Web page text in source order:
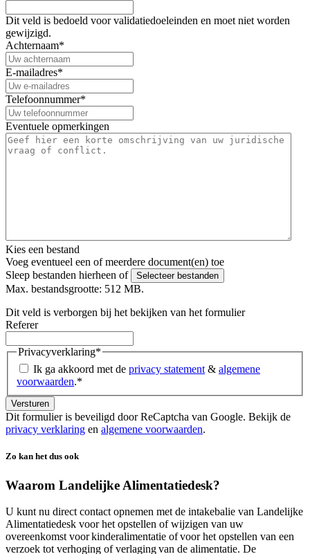
Dit veld is bedoeld voor validatiedoeleinden en moet niet worden
gewijzigd.
Achternaam*
E-mailadres*
Telefoonnummer*
Eventuele opmerkingen
Kies een bestand
Voeg eventueel een of meerdere document(en) toe
Sleep bestanden hierheen of
Selecteer bestanden
Max. bestandsgrootte: 512 MB.
Dit veld is verborgen bij het bekijken van het formulier
Referer
Privacyverklaring*
Ik ga akkoord met de privacy statement & algemene
voorwaarden.*
Dit formulier is beveiligd door ReCaptcha van Google. Bekijk de
privacy verklaring en algemene voorwaarden.
Zo kan het dus ook
Waarom Landelijke Alimentatiedesk?
U kunt nu direct contact opnemen met de intakebalie van Landelijke
Alimentatiedesk voor het opstellen of wijzigen van uw
overeenkomst voor kinderalimentatie of voor het opstellen van een
verzoek tot verhoging of verlaging van de alimentatie. De